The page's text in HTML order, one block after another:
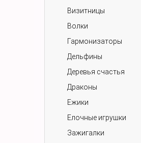
Визитницы
Волки
Гармонизаторы
Дельфины
Деревья счастья
Драконы
Ежики
Елочные игрушки
Зажигалки